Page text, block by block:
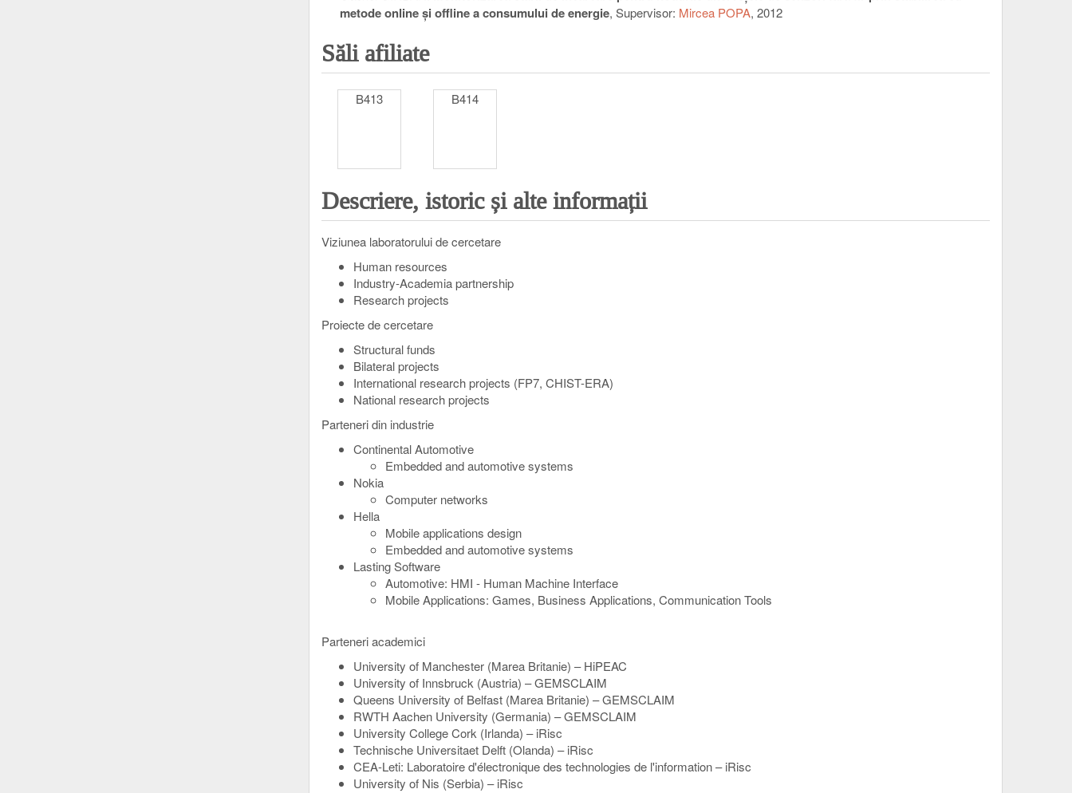
metode online şi offline a consumului de energie, Supervisor: Mircea POPA, 2012
Săli afiliate
B413 B414
Descriere, istoric și alte informații
Viziunea laboratorului de cercetare
Human resources
Industry-Academia partnership
Research projects
Proiecte de cercetare
Structural funds
Bilateral projects
International research projects (FP7, CHIST-ERA)
National research projects
Parteneri din industrie
Continental Automotive
Embedded and automotive systems
Nokia
Computer networks
Hella
Mobile applications design
Embedded and automotive systems
Lasting Software
Automotive: HMI - Human Machine Interface
Mobile Applications: Games, Business Applications, Communication Tools
Parteneri academici
University of Manchester (Marea Britanie) – HiPEAC
University of Innsbruck (Austria) – GEMSCLAIM
Queens University of Belfast (Marea Britanie) – GEMSCLAIM
RWTH Aachen University (Germania) – GEMSCLAIM
University College Cork (Irlanda) – iRisc
Technische Universitaet Delft (Olanda) – iRisc
CEA-Leti: Laboratoire d'électronique des technologies de l'information – iRisc
University of Nis (Serbia) – iRisc